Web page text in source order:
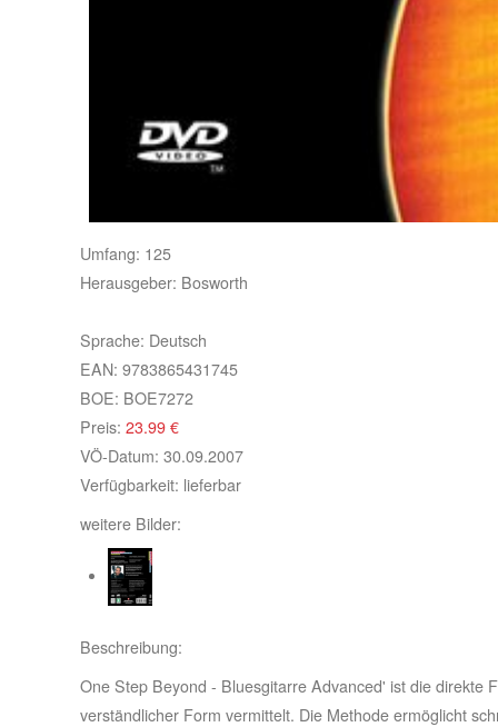
Umfang: 125
Herausgeber: Bosworth
Sprache: Deutsch
EAN: 9783865431745
BOE: BOE7272
Preis: 23.99 €
VÖ-Datum: 30.09.2007
Verfügbarkeit: lieferbar
weitere Bilder:
Beschreibung:
One Step Beyond - Bluesgitarre Advanced' ist die direkte
verständlicher Form vermittelt. Die Methode ermöglicht